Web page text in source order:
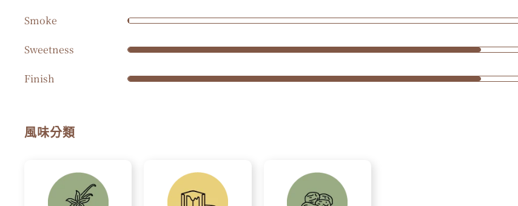
Smoke
Sweetness
Finish
風味分類